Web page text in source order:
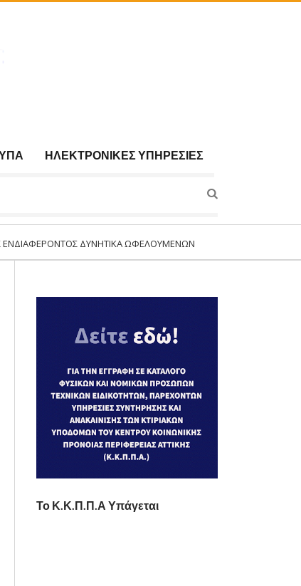
ΗΛΕΚΤΡΟΝΙΚΈΣ ΥΠΗΡΕΣΊΕΣ
ΔΥΝΗΤΙΚΆ ΩΦΕΛΟΥΜΈΝΩΝ ΓΙΑ ΣΥΜΜΕΤΟΧΉ ΣΤΟ
Το Κ.Κ.Π.Π.Α Υπάγεται